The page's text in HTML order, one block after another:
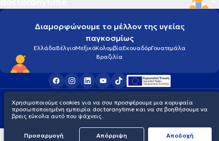
Διαμορφώνουμε το μέλλον της υγείας
παγκοσμίως
ΕλλάδαΒέλγιοΜεξικόΚολομβίαΕκουαδόρΓουατεμάλα
Βραζιλία
Οροι χρήσης Cookies Πολιτική προστασίας προσωπικού απορρήτου
© 2026 doctoranytime
Χρησιμοποιούμε cookies για να σου προσφέρουμε μια κορυφαία
προσωποποιημένη εμπειρία doctoranytime και να σε βοηθήσουμε να
βρεις εύκολα αυτό που ψάχνεις.
Προσαρμογή Απόρριψη Aποδοχή